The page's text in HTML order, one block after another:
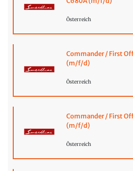
Österreich
Commander / First
(m/f/d)
Österreich
Commander / First
(m/f/d)
Österreich